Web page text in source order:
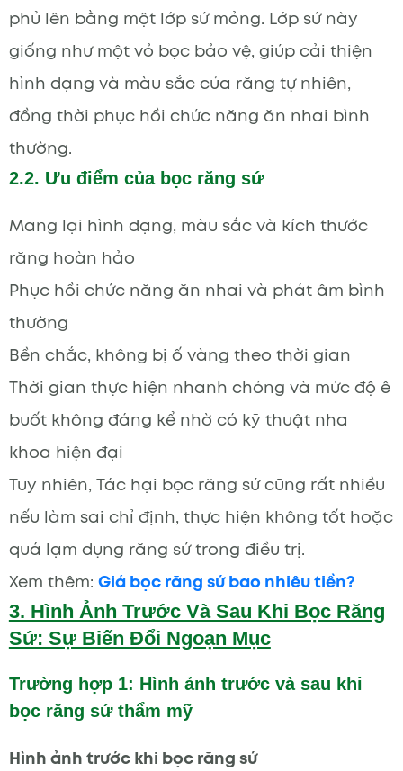
phủ lên bằng một lớp sứ mỏng. Lớp sứ này
giống như một vỏ bọc bảo vệ, giúp cải thiện
hình dạng và màu sắc của răng tự nhiên,
đồng thời phục hồi chức năng ăn nhai bình
thường.
2.2. Ưu điểm của bọc răng sứ
Mang lại hình dạng, màu sắc và kích thước
răng hoàn hảo
Phục hồi chức năng ăn nhai và phát âm bình
thường
Bền chắc, không bị ố vàng theo thời gian
Thời gian thực hiện nhanh chóng và mức độ ê
buốt không đáng kể nhờ có kỹ thuật nha
khoa hiện đại
Tuy nhiên, Tác hại bọc răng sứ cũng rất nhiều
nếu làm sai chỉ định, thực hiện không tốt hoặc
quá lạm dụng răng sứ trong điều trị.
Xem thêm: Giá bọc răng sứ bao nhiêu tiền?
3. Hình Ảnh Trước Và Sau Khi Bọc Răng
Sứ: Sự Biến Đổi Ngoạn Mục
Trường hợp 1: Hình ảnh trước và sau khi
bọc răng sứ thẩm mỹ
Hình ảnh trước khi bọc răng sứ